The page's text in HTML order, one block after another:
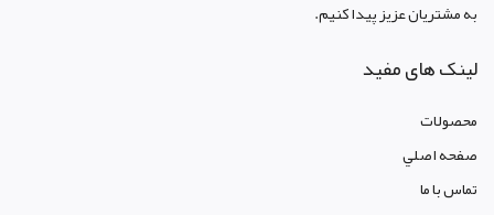
به مشتریان عزیز پیدا کنیم.
لینک های مفید
محصولات
صفحه اصلي
تماس با ما